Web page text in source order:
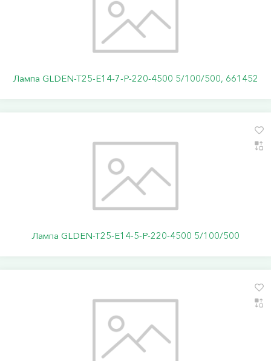
Лампа GLDEN-T25-E14-7-P-220-4500 5/100/500, 661452
Лампа GLDEN-T25-E14-5-P-220-4500 5/100/500